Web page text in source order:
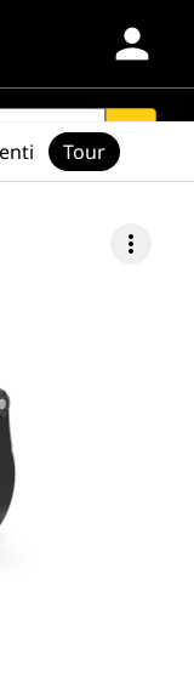
person
search
more_vert
Tour